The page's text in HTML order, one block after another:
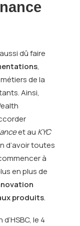
dû faire
,
de la
Ainsi,
et au KYC
d’avoir toutes
à
en plus de
produits.
le 4